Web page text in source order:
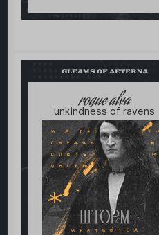
GLEAMS OF AETERNA
roque alva
unkindness of ravens